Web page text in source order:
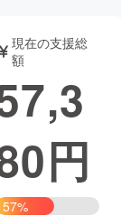
音楽
ゲーム・
書籍・雑誌
チャレンジ
現在の支援総
額
円
57%